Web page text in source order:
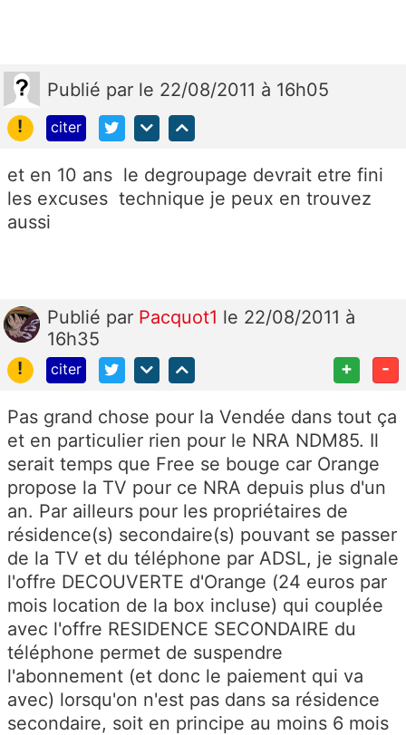
Publié par le 22/08/2011 à 16h05
!
citer
et en 10 ans le degroupage devrait etre fini
les excuses technique je peux en trouvez
aussi
Publié par Pacquot1 le 22/08/2011 à
16h35
!
citer + -
Pas grand chose pour la Vendée dans tout ça
et en particulier rien pour le NRA NDM85. Il
serait temps que Free se bouge car Orange
propose la TV pour ce NRA depuis plus d'un
an. Par ailleurs pour les propriétaires de
résidence(s) secondaire(s) pouvant se passer
de la TV et du téléphone par ADSL, je signale
l'offre DECOUVERTE d'Orange (24 euros par
mois location de la box incluse) qui couplée
avec l'offre RESIDENCE SECONDAIRE du
téléphone permet de suspendre
l'abonnement (et donc le paiement qui va
avec) lorsqu'on n'est pas dans sa résidence
secondaire, soit en principe au moins 6 mois